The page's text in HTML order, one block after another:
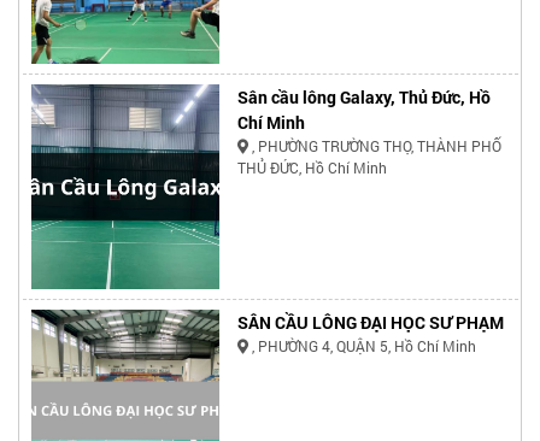
Sân cầu lông Galaxy, Thủ Đức, Hồ
Chí Minh
, PHƯỜNG TRƯỜNG THỌ, THÀNH PHỐ
THỦ ĐỨC, Hồ Chí Minh
SÂN CẦU LÔNG ĐẠI HỌC SƯ PHẠM
, PHƯỜNG 4, QUẬN 5, Hồ Chí Minh